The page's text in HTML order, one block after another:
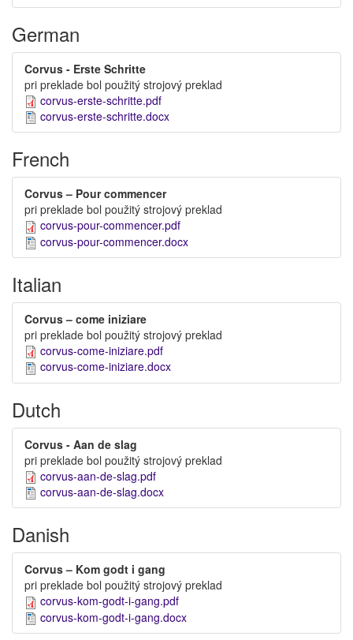
German
Corvus - Erste Schritte
pri preklade bol použitý strojový preklad
corvus-erste-schritte.pdf
corvus-erste-schritte.docx
French
Corvus – Pour commencer
pri preklade bol použitý strojový preklad
corvus-pour-commencer.pdf
corvus-pour-commencer.docx
Italian
Corvus – come iniziare
pri preklade bol použitý strojový preklad
corvus-come-iniziare.pdf
corvus-come-iniziare.docx
Dutch
Corvus - Aan de slag
pri preklade bol použitý strojový preklad
corvus-aan-de-slag.pdf
corvus-aan-de-slag.docx
Danish
Corvus – Kom godt i gang
pri preklade bol použitý strojový preklad
corvus-kom-godt-i-gang.pdf
corvus-kom-godt-i-gang.docx